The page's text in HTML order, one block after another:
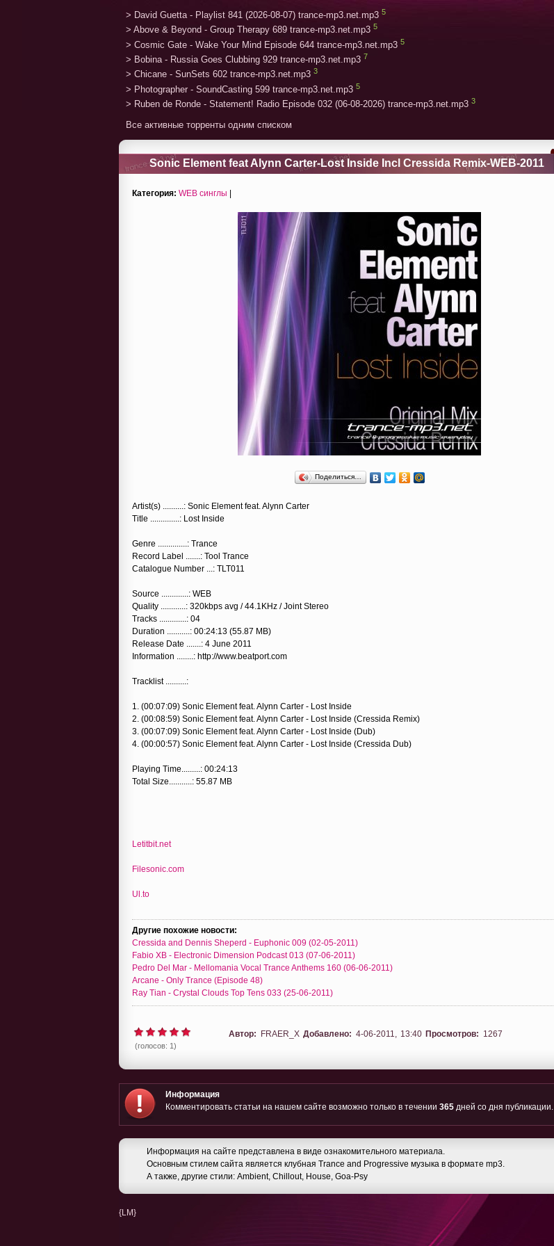
> David Guetta - Playlist 841 (2026-08-07) trance-mp3.net.mp3 5
> Above & Beyond - Group Therapy 689 trance-mp3.net.mp3 5
> Cosmic Gate - Wake Your Mind Episode 644 trance-mp3.net.mp3 5
> Bobina - Russia Goes Clubbing 929 trance-mp3.net.mp3 7
> Chicane - SunSets 602 trance-mp3.net.mp3 3
> Photographer - SoundCasting 599 trance-mp3.net.mp3 5
> Ruben de Ronde - Statement! Radio Episode 032 (06-08-2026) trance-mp3.net.mp3 3
Все активные торренты одним списком
Sonic Element feat Alynn Carter-Lost Inside Incl Cressida Remix-WEB-2011
Категория: WEB синглы |
Поделиться…
Artist(s) ..........: Sonic Element feat. Alynn Carter
Title ..............: Lost Inside
Genre ..............: Trance
Record Label .......: Tool Trance
Catalogue Number ...: TLT011
Source .............: WEB
Quality ............: 320kbps avg / 44.1KHz / Joint Stereo
Tracks .............: 04
Duration ...........: 00:24:13 (55.87 MB)
Release Date .......: 4 June 2011
Information ........: http://www.beatport.com
Tracklist ..........:
1. (00:07:09) Sonic Element feat. Alynn Carter - Lost Inside
2. (00:08:59) Sonic Element feat. Alynn Carter - Lost Inside (Cressida Remix)
3. (00:07:09) Sonic Element feat. Alynn Carter - Lost Inside (Dub)
4. (00:00:57) Sonic Element feat. Alynn Carter - Lost Inside (Cressida Dub)
Playing Time.........: 00:24:13
Total Size...........: 55.87 MB
Letitbit.net
Filesonic.com
Ul.to
Другие похожие новости:
Cressida and Dennis Sheperd - Euphonic 009 (02-05-2011)
Fabio XB - Electronic Dimension Podcast 013 (07-06-2011)
Pedro Del Mar - Mellomania Vocal Trance Anthems 160 (06-06-2011)
Arcane - Only Trance (Episode 48)
Ray Tian - Crystal Clouds Top Tens 033 (25-06-2011)
(голосов: 1)
Автор: FRAER_X Добавлено: 4-06-2011, 13:40 Просмотров: 1267
Информация
Комментировать статьи на нашем сайте возможно только в течении 365 дней со дня публикации.
Информация на сайте представлена в виде ознакомительного материала.
Основным стилем сайта является клубная Trance and Progressive музыка в формате mp3.
А также, другие стили: Ambient, Chillout, House, Goa-Psy
{LM}